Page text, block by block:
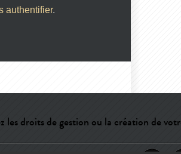
authentifier.
les droits de gestion ou la création de